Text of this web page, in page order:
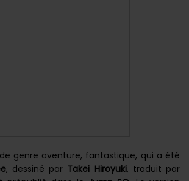
genre aventure, fantastique, qui a été
, dessiné par Takei Hiroyuki, traduit par